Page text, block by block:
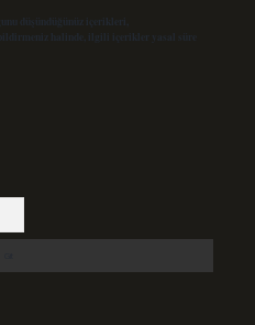
düşündüğünüz içerikleri,
halinde, ilgili içerikler yasal süre